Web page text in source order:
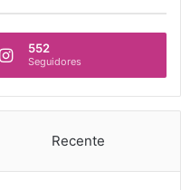
552
Seguidores
Recente